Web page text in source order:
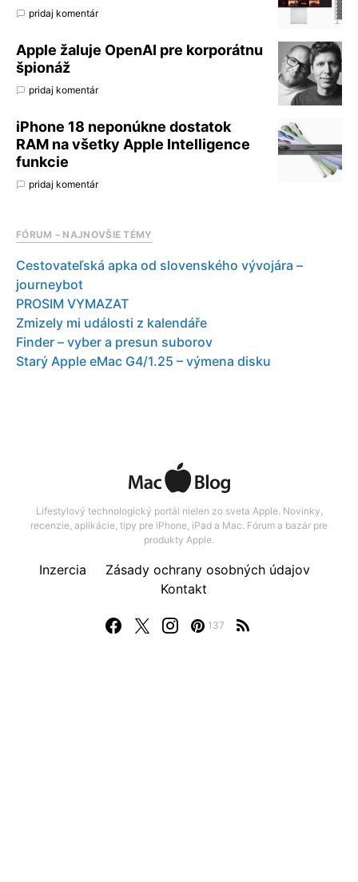
pridaj komentár
Apple žaluje OpenAI pre korporátnu
špionáž
pridaj komentár
iPhone 18 neponúkne dostatok
RAM na všetky Apple Intelligence
funkcie
pridaj komentár
FÓRUM – NAJNOVŠIE TÉMY
Cestovateľská apka od slovenského vývojára –
journeybot
PROSIM VYMAZAT
Zmizely mi události z kalendáře
Finder – vyber a presun suborov
Starý Apple eMac G4/1.25 – výmena disku
Lifestylový technologický portál nielen zo sveta Apple. Novinky,
recenzie, aplikácie, tipy pre iPhone, iPad a Mac. Fórum a bazár pre
produkty Apple.
137
Inzercia
Zásady ochrany osobných údajov
Kontakt